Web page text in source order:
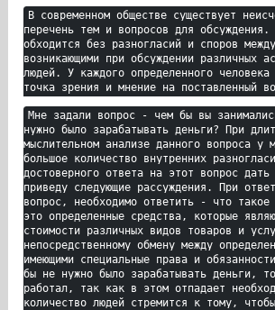
В современном обществе существует
перечень тем и вопросов для
обходится без разногласий и споров
возникающими при обсуждении различных
людей. У каждого определенного человека
точка зрения и мнение на поставленный
Мне задали вопрос - чем бы вы
нужно было зарабатывать деньги? При
мыслительном анализе данного вопроса у
большое количество внутренних
достоверного ответа на этот вопрос
приведу следующие рассуждения. При
вопрос, необходимо ответить - что
это определенные средства, которые
стоимости различных видов товаров и
непосредственному обмену между
имеющими специальные права и
бы не нужно было зарабатывать деньги,
работал, так как в этом отпадает
количество людей стремится к тому,